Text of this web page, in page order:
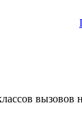
вызовов